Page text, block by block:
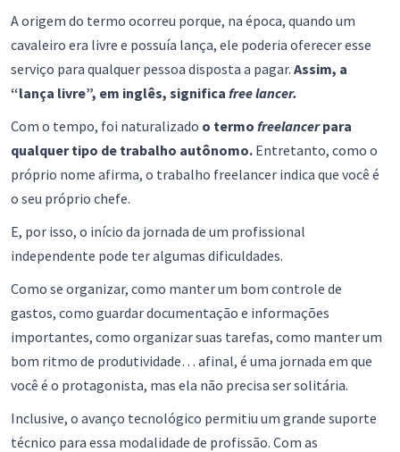
A origem do termo ocorreu porque, na época, quando um
cavaleiro era livre e possuía lança, ele poderia oferecer esse
serviço para qualquer pessoa disposta a pagar. Assim, a
“lança livre”, em inglês, significa free lancer.
Com o tempo, foi naturalizado o termo freelancerpara
qualquer tipo de trabalho autônomo. Entretanto, como o
próprio nome afirma, o trabalho freelancer indica que você é
o seu próprio chefe.
E, por isso, o início da jornada de um profissional
independente pode ter algumas dificuldades.
Como se organizar, como manter um bom controle de
gastos, como guardar documentação e informações
importantes, como organizar suas tarefas, como manter um
bom ritmo de produtividade… afinal, é uma jornada em que
você é o protagonista, mas ela não precisa ser solitária.
Inclusive, o avanço tecnológico permitiu um grande suporte
técnico para essa modalidade de profissão. Com as